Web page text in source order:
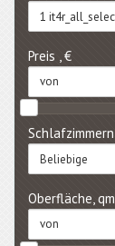
1
Preis , €
Schlafzimmern
Beliebige
Oberfläche, qm